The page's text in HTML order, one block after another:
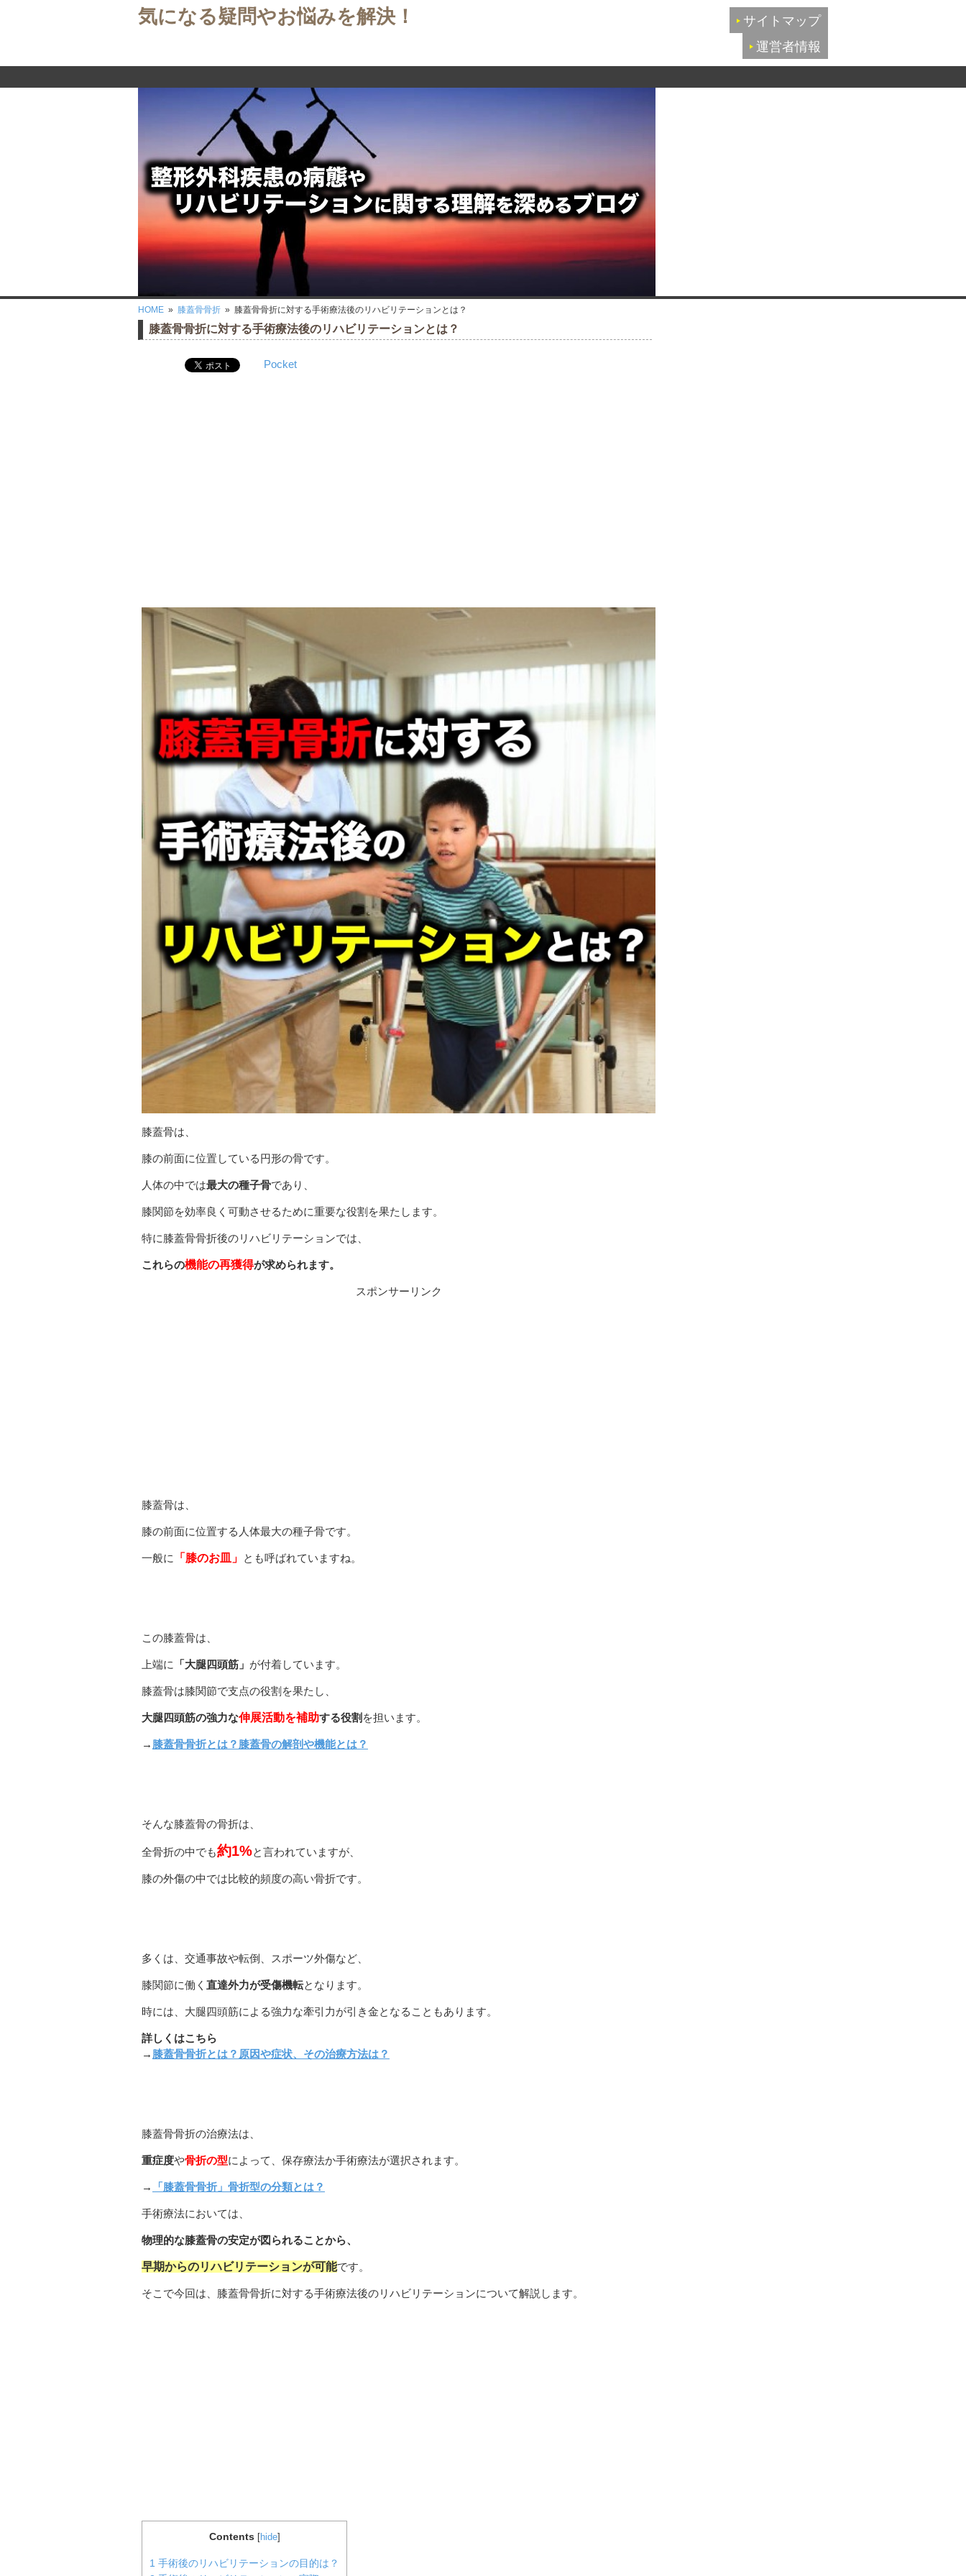
気になる疑問やお悩みを解決！
サイトマップ
運営者情報
HOME » 膝蓋骨骨折 » 膝蓋骨骨折に対する手術療法後のリハビリテーションとは？
膝蓋骨骨折に対する手術療法後のリハビリテーションとは？
Pocket
膝蓋骨は、
膝の前面に位置している円形の骨です。
人体の中では最大の種子骨であり、
膝関節を効率良く可動させるために重要な役割を果たします。
特に膝蓋骨骨折後のリハビリテーションでは、
これらの機能の再獲得が求められます。
スポンサーリンク
膝蓋骨は、
膝の前面に位置する人体最大の種子骨です。
一般に 「膝のお皿」 とも呼ばれていますね。
この膝蓋骨は、
上端に 「大腿四頭筋」 が付着しています。
膝蓋骨は膝関節で支点の役割を果たし、
大腿四頭筋の強力な伸展活動を補助する役割 を担います。
→ 膝蓋骨骨折とは？膝蓋骨の解剖や機能とは？
そんな膝蓋骨の骨折は、
全骨折の中でも約1%と言われていますが、
膝の外傷の中では比較的頻度の高い骨折です。
多くは、交通事故や転倒、スポーツ外傷など、
膝関節に働く 直達外力が受傷機転となります。
時には、大腿四頭筋による強力な牽引力が引き金となることもあります。
詳しくはこちら
→ 膝蓋骨骨折とは？原因や症状、その治療方法は？
膝蓋骨骨折の治療法は、
重症度や骨折の型によって、保存療法か手術療法が選択されます。
→ 「膝蓋骨骨折」骨折型の分類とは？
手術療法においては、
物理的な膝蓋骨の安定が図られることから、
早期からのリハビリテーションが可能です。
そこで今回は、膝蓋骨骨折に対する手術療法後のリハビリテーションについて解説します。
Contents [hide]
1 手術後のリハビリテーションの目的は？